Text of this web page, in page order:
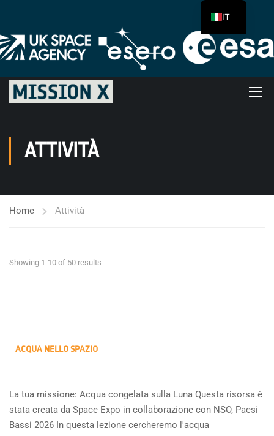
ATTIVITÀ
Home Attività
Showing 1-10 of 50 results
ACQUA NELLO SPAZIO
La tua missione: Acqua congelata sulla Luna Questa risorsa è
stata creata da Space Expo in collaborazione con NSO, Paesi
Bassi 2026 In questa lezione cercheremo l'acqua
IT